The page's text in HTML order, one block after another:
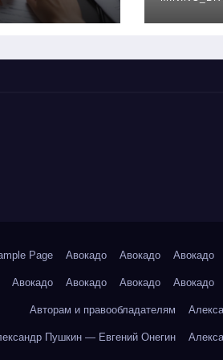
к
Page Авокадо Авокадо Авокадо
Авокадо Авокадо Авокадо Авокадо
Авторам и правообладателям
Пушкин — Евгений Онегин